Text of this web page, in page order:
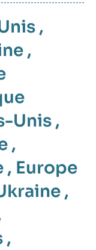
,
,
Unis ,
,
, Europe
,
,